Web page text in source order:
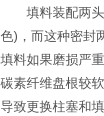
填料装配两头
色)，而这种密封
填料如果磨损严
碳素纤维盘根较
导致更换柱塞和